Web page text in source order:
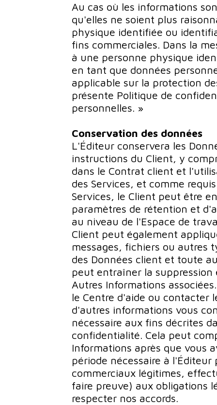
Au cas où les informations
qu'elles ne soient plus
physique identifiée ou
fins commerciales. Dans la
à une personne physique
en tant que données
applicable sur la protection
présente Politique de
personnelles. »
Conservation des données
L'Éditeur conservera les
instructions du Client, y
dans le Contrat client et
des Services, et comme
Services, le Client peut être
paramètres de rétention et
au niveau de l'Espace de
Client peut également
messages, fichiers ou autres
des Données client et toute
peut entraîner la
Autres Informations
le Centre d'aide ou contacter
d'autres informations vous
nécessaire aux fins décrites
confidentialité. Cela peut
Informations après que vous
période nécessaire à
commerciaux légitimes,
faire preuve) aux obligations
respecter nos accords.